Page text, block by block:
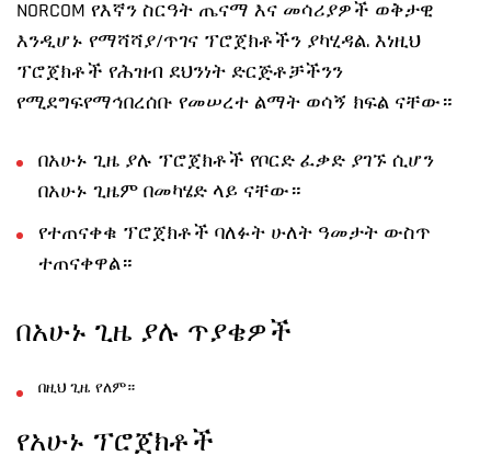
NORCOM የእኛን ስርዓት ጤናማ እና መሳሪያዎች ወቅታዊ
እንዲሆኑ የማሻሻያ/ጥገና ፕሮጀክቶችን ያካሂዳል. እነዚህ
ፕሮጀክቶች የሕዝብ ደህንነት ድርጅቶቻችንን
የሚደግፍየማኅበረሰቡ የመሠረተ ልማት ወሳኝ ክፍል ናቸው ።
በአሁኑ ጊዜ ያሉ ፕሮጀክቶች የቦርድ ፈቃድ ያገኙ ሲሆን
በአሁኑ ጊዜም በመካሄድ ላይ ናቸው።
የተጠናቀቁ ፕሮጀክቶች ባለፉት ሁለት ዓመታት ውስጥ
ተጠናቀዋል።
በአሁኑ ጊዜ ያሉ ጥያቄዎች
በዚህ ጊዜ የለም።
የአሁኑ ፕሮጀክቶች